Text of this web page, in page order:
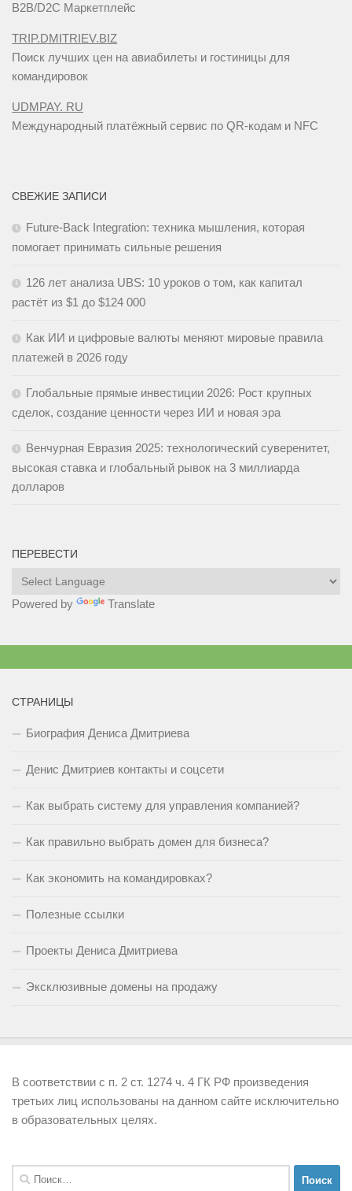
B2B/D2C Маркетплейс
TRIP.DMITRIEV.BIZ
Поиск лучших цен на авиабилеты и гостиницы для
командировок
UDMPAY. RU
Международный платёжный сервис по QR-кодам и NFC
СВЕЖИЕ ЗАПИСИ
Future-Back Integration: техника мышления, которая
помогает принимать сильные решения
126 лет анализа UBS: 10 уроков о том, как капитал
растёт из $1 до $124 000
Как ИИ и цифровые валюты меняют мировые правила
платежей в 2026 году
Глобальные прямые инвестиции 2026: Рост крупных
сделок, создание ценности через ИИ и новая эра
Венчурная Евразия 2025: технологический суверенитет,
высокая ставка и глобальный рывок на 3 миллиарда
долларов
ПЕРЕВЕСТИ
Powered by Translate
СТРАНИЦЫ
Биография Дениса Дмитриева
Денис Дмитриев контакты и соцсети
Как выбрать систему для управления компанией?
Как правильно выбрать домен для бизнеса?
Как экономить на командировках?
Полезные ссылки
Проекты Дениса Дмитриева
Эксклюзивные домены на продажу
В соответствии с п. 2 ст. 1274 ч. 4 ГК РФ произведения
третьих лиц использованы на данном сайте исключительно
в образовательных целях.
Найти: